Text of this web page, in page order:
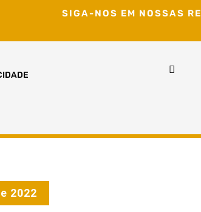
SIGA-NOS EM NOSSAS
2022